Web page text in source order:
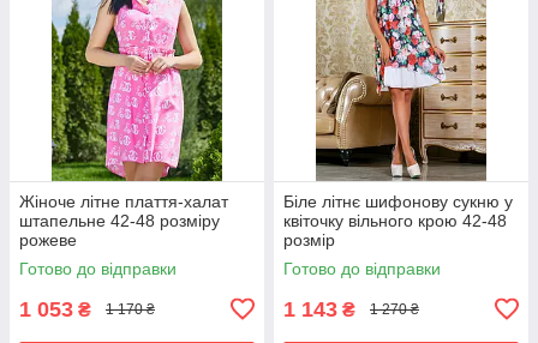
Жіноче літне плаття-халат
штапельне 42-48 розміру
рожеве
Готово до відправки
1 053 ₴ 1 170 ₴
Біле літнє шифонову сукню у
квіточку вільного крою 42-48
розмір
Готово до відправки
1 143 ₴ 1 270 ₴